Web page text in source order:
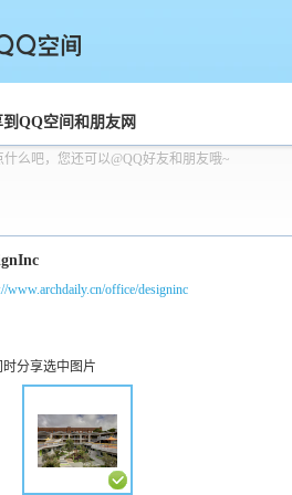
间
QQ空间和朋友网
什么吧，您还可以@QQ好友和朋友哦~
www.archdaily.cn/office/designinc
时分享选中图片